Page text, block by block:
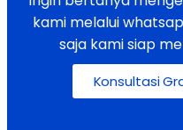
kami melalui
saja kami siap
Konsultasi